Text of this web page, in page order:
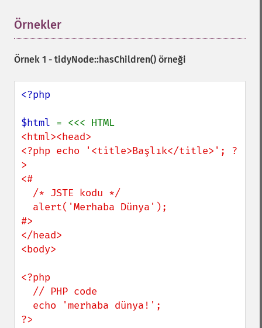
Örnekler
Örnek 1 - tidyNode::hasChildren() örneği
<?php
$html
<html><head>
<?php echo '<title>Başlık</title>'; ?
>
<#
#>
</head>
<body>
<?php
?>